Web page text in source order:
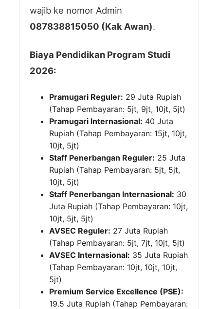
wajib ke nomor Admin
087838815050 (Kak Awan).
Biaya Pendidikan Program Studi
2026:
Pramugari Reguler: 29 Juta Rupiah
(Tahap Pembayaran: 5jt, 9jt, 10jt, 5jt)
Pramugari Internasional: 40 Juta
Rupiah (Tahap Pembayaran: 15jt, 10jt,
10jt, 5jt)
Staff Penerbangan Reguler: 25 Juta
Rupiah (Tahap Pembayaran: 5jt, 5jt,
10jt, 5jt)
Staff Penerbangan Internasional: 30
Juta Rupiah (Tahap Pembayaran: 10jt,
10jt, 5jt, 5jt)
AVSEC Reguler: 27 Juta Rupiah
(Tahap Pembayaran: 5jt, 7jt, 10jt, 5jt)
AVSEC Internasional: 35 Juta Rupiah
(Tahap Pembayaran: 10jt, 10jt, 10jt,
5jt)
Premium Service Excellence (PSE):
19.5 Juta Rupiah (Tahap Pembayaran: